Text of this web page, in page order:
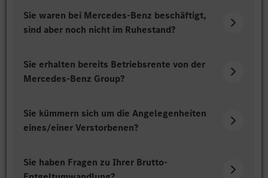
Sie waren bei Mercedes-Benz beschäftigt,
sind aber noch nicht im Ruhestand?
Sie erhalten bereits Betriebsrente von der
Mercedes-Benz Group?
Sie kümmern sich um die Angelegenheiten
eines/einer Verstorbenen?
Sie haben Fragen zu Ihrer Brutto-